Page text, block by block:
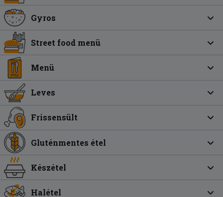
Gyros
Street food menü
Menü
Leves
Frissensült
Gluténmentes étel
Készétel
Halétel